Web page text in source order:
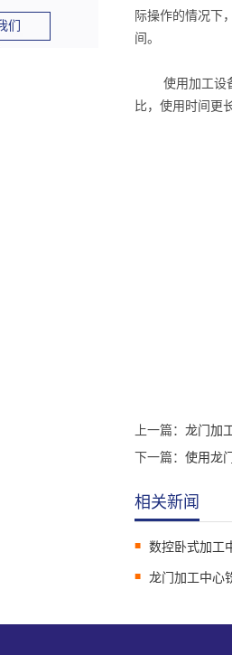
们
际操作的情况下
间。
使用加工设备
比，使用时间更
上一篇： 龙门加
下一篇： 使用龙
相关新闻
数控卧式加工
龙门加工中心